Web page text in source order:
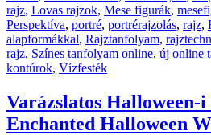
rajz, Lovas rajzok, Mese figurák,
Perspektíva, portré, portrérajzolás, rajz,
alapformákkal, Rajztanfolyam,
rajz, Színes tanfolyam online, új online
kontúrok, Vízfesték
Varázslatos Halloween-i
Enchanted Halloween